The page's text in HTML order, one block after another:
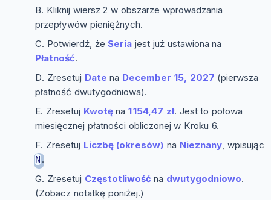
Kliknij wiersz 2 w obszarze wprowadzania
przepływów pieniężnych.
Potwierdź, żeSeria jest już ustawiona na
Płatność.
Zresetuj Date na December 15, 2027 (pierwsza
płatność dwutygodniowa).
Zresetuj Kwotęna1 154,47 zł. Jest to połowa
miesięcznej płatności obliczonej w Kroku 6.
Zresetuj Liczbę (okresów) na Nieznany, wpisując
N .
Zresetuj Częstotliwość na dwutygodniowo.
(Zobacz notatkę poniżej.)